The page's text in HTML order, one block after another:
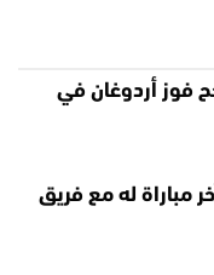
فوز أردوغان في
مباراة له مع فريق